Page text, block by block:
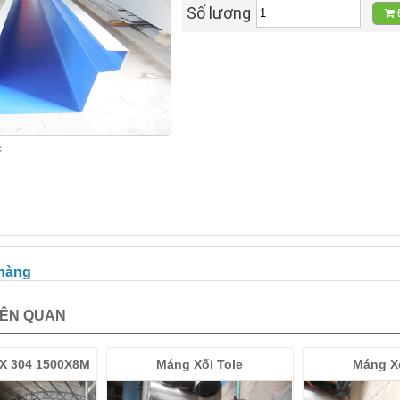
Số lượng
QUAN
304 1500X8M Máng Xối Tole Máng